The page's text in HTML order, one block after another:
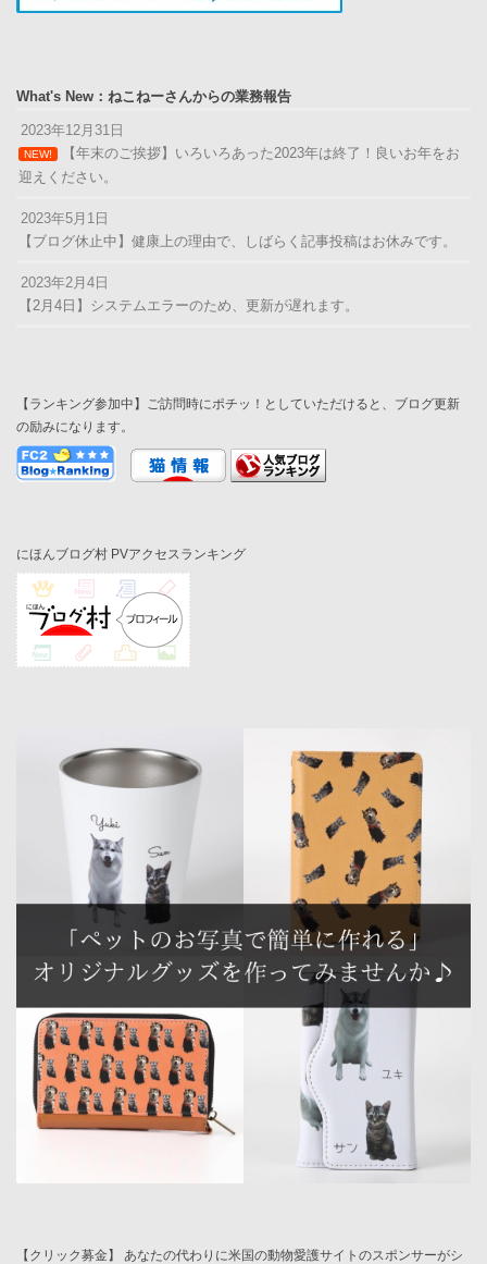
What's New：ねこねーさんからの業務報告
2023年12月31日
NEW!
【年末のご挨拶】いろいろあった2023年は終了！良いお年をお
迎えください。
2023年5月1日
【ブログ休止中】健康上の理由で、しばらく記事投稿はお休みです。
2023年2月4日
【2月4日】システムエラーのため、更新が遅れます。
【ランキング参加中】ご訪問時にポチッ！としていただけると、ブログ更新
の励みになります。
にほんブログ村 PVアクセスランキング
【クリック募金】 あなたの代わりに米国の動物愛護サイトのスポンサーがシ